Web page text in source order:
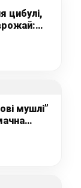
цибулі,
мушлі”